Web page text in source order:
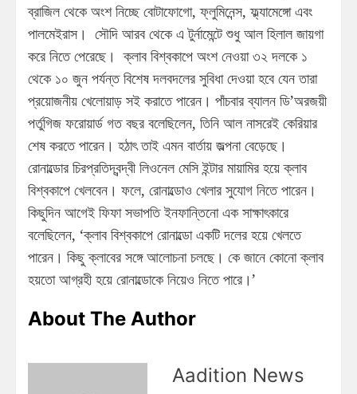
ব্রাজিল থেকে অংশ নিচ্ছে বোটাফোগো, ফ্লুমিনেন্স, ফ্ল্যামেঙ্গো এবং
পালমেইরাস। সৌদি আরব থেকে এ টুর্নামেন্টে শুধু আল হিলাল জায়গা
করে নিতে পেরেছে। ক্লাব বিশ্বকাপে অংশ নেওয়া ৩২ দলকে ১
থেকে ১০ জুন পর্যন্ত বিশেষ দলবদলের সুবিধা দেওয়া হবে যেন তারা
প্রয়োজনীয় খেলোয়াড় সই করাতে পারেন। পাঁচবার ব্যালন ডি’অরজয়ী
পর্তুগিজ ফরোয়ার্ড গত বছর বলেছিলেন, তিনি আল নাসরেই কেরিয়ার
শেষ করতে পারেন। হঠাৎ তাই এমন বার্তায় জল্পনা বেড়েছে।
রোনাল্ডোর চিরপ্রতিদ্বন্দ্বী লিওনেল মেসি ইন্টার মায়ামির হয়ে ক্লাব
বিশ্বকাপে খেলবেন। ফলে, রোনাল্ডোও খেলার সুযোগ নিতে পারেন।
কিছুদিন আগেই ফিফা সভাপতি ইনফান্তিনো এক সাক্ষাৎকারে
বলেছিলেন, ‘ক্লাব বিশ্বকাপে রোনাল্ডো একটি দলের হয়ে খেলতে
পারেন। কিছু ক্লাবের সঙ্গে আলোচনা চলছে। কে জানে কোনো ক্লাব
হয়তো আগ্রহী হয়ে রোনাল্ডোকে নিয়েও নিতে পারে।’
About The Author
Aadition News